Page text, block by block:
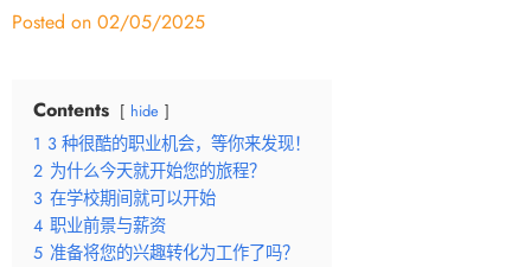
Posted on 02/05/2025
Contents hide
1 3 种很酷的职业机会，等你来发现！
2 为什么今天就开始您的旅程？
3 在学校期间就可以开始
4 职业前景与薪资
5 准备将您的兴趣转化为工作了吗？